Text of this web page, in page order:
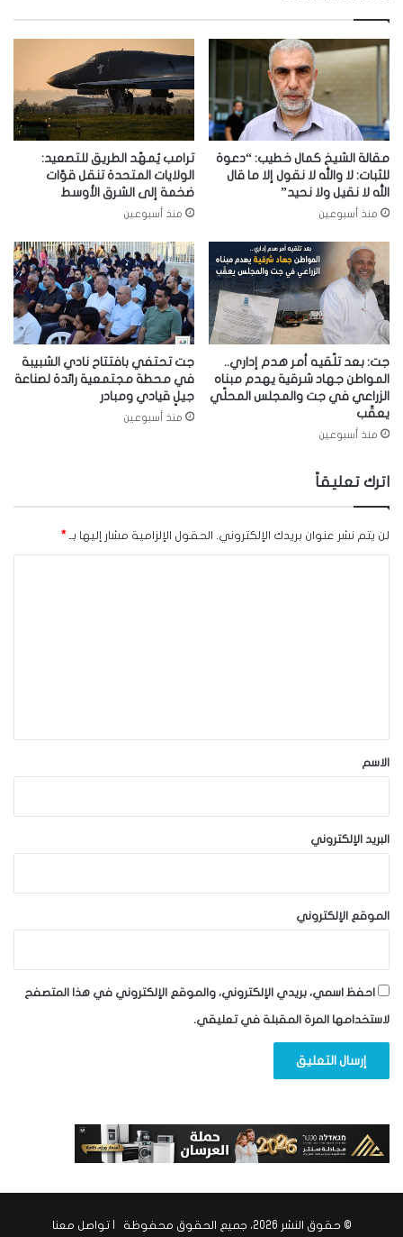
مقالة الشيخ كمال خطيب: “دعوة
للثبات: لا والله لا نقول إلا ما قال
الله لا نقيل ولا نحيد”
منذ أسبوعين
ترامب يُمهّد الطريق للتصعيد:
الولايات المتحدة تنقل قوّات
ضخمة إلى الشرق الأوسط
منذ أسبوعين
جت: بعد تلّقيه أمر هدم إداري..
المواطن جهاد شرقية يهدم مبناه
الزراعي في جت والمجلس المحلّي
يعقّب
منذ أسبوعين
جت تحتفي بافتتاح نادي الشبيبة
في محطة مجتمعية رائدة لصناعة
جيلٍ قيادي ومبادر
منذ أسبوعين
اترك تعليقاً
لن يتم نشر عنوان بريدك الإلكتروني. الحقول الإلزامية مشار إليها بـ *
*
الاسم
البريد الإلكتروني
الموقع الإلكتروني
احفظ اسمي، بريدي الإلكتروني، والموقع الإلكتروني في هذا المتصفح
لاستخدامها المرة المقبلة في تعليقي.
© حقوق النشر 2026، جميع الحقوق محفوظة | تواصل معنا